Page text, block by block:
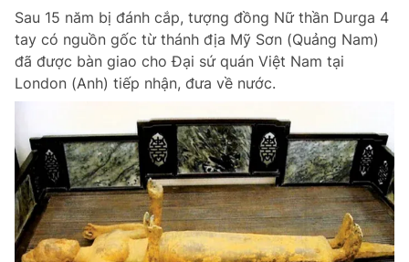
Sau 15 năm bị đánh cắp, tượng đồng Nữ thần Durga 4
tay có nguồn gốc từ thánh địa Mỹ Sơn (Quảng Nam)
đã được bàn giao cho Đại sứ quán Việt Nam tại
London (Anh) tiếp nhận, đưa về nước.